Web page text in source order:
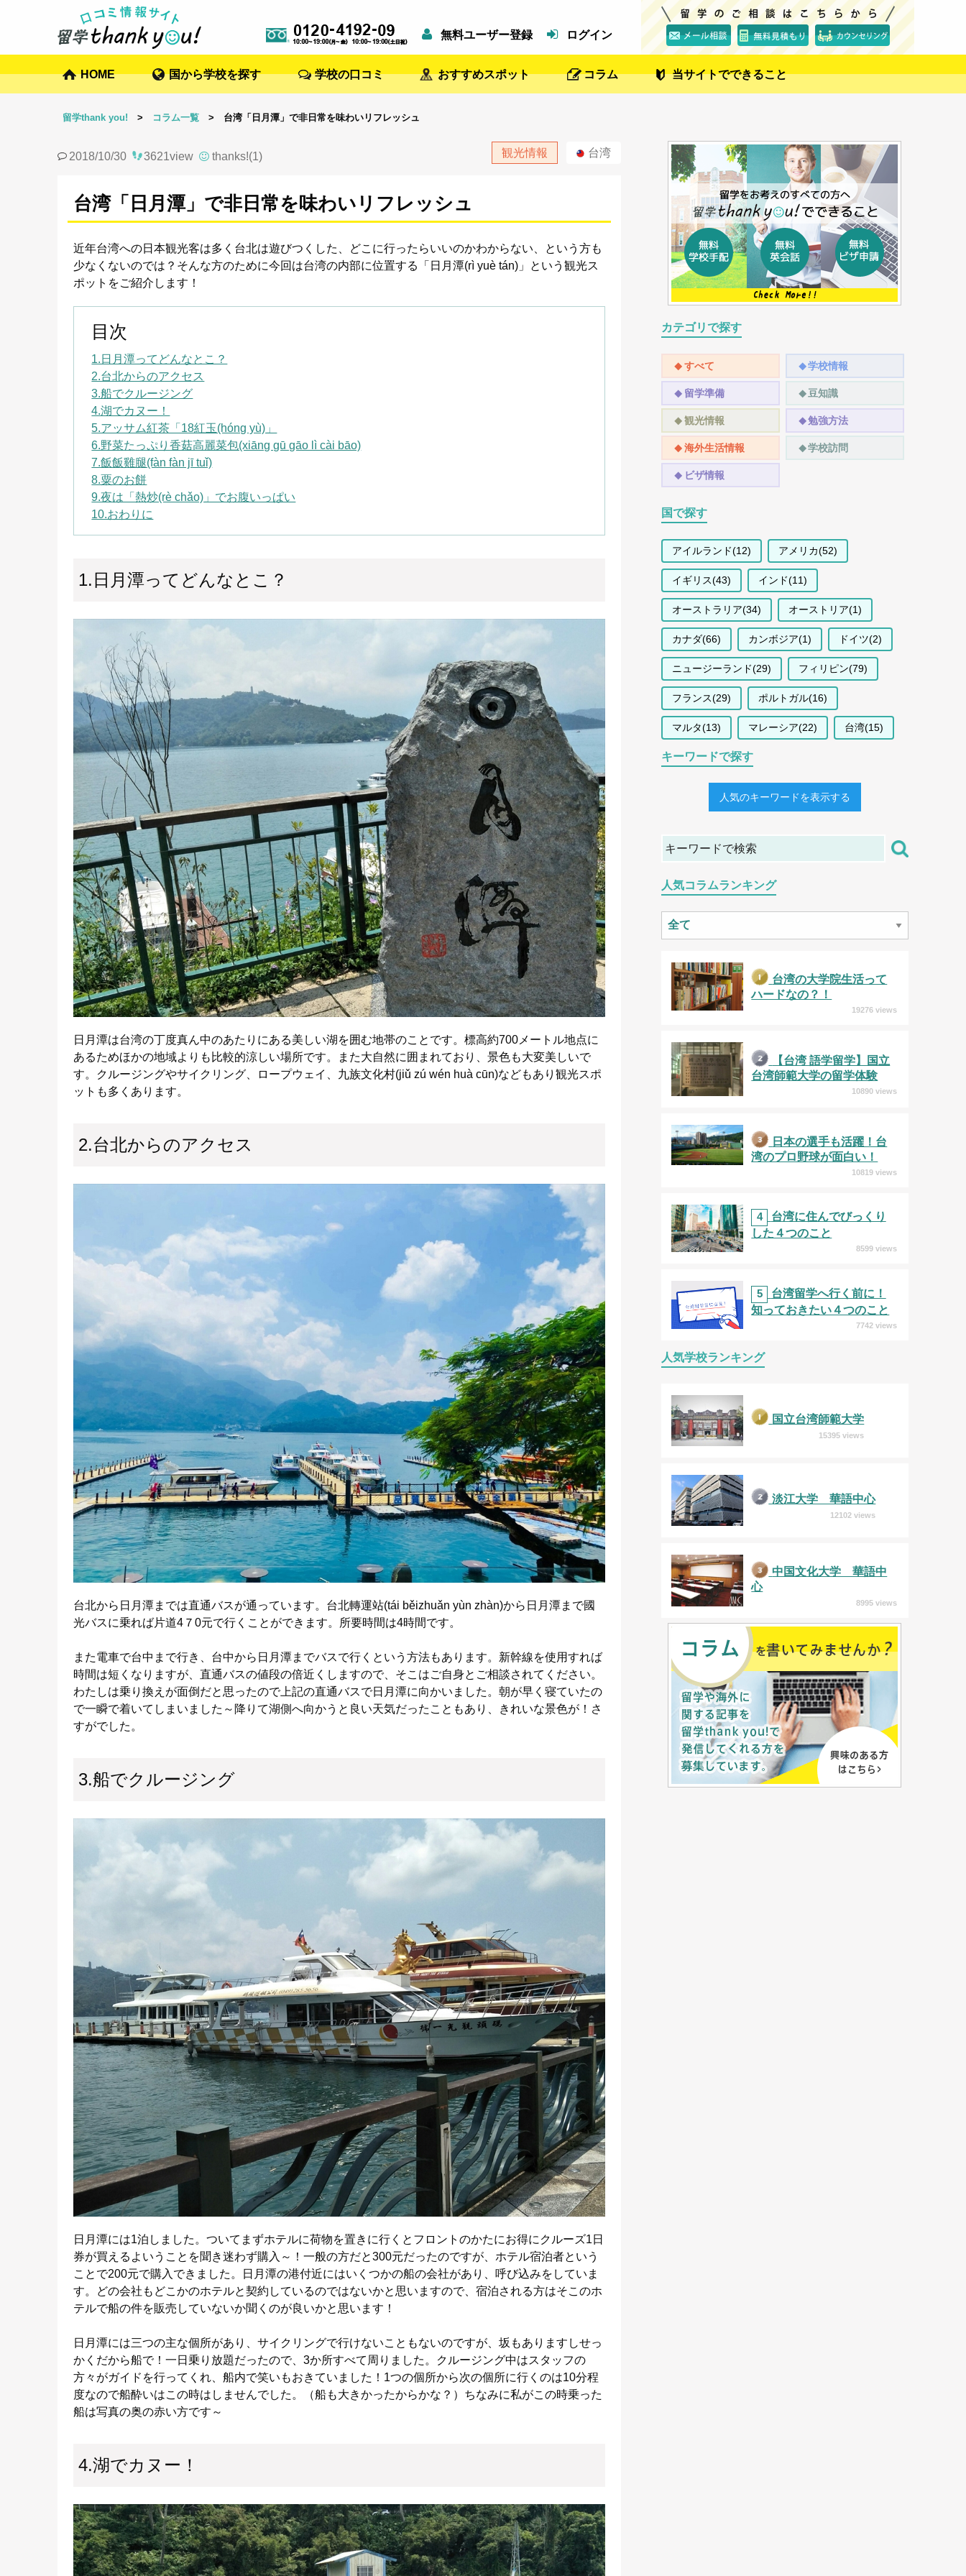
無料ユーザー登録 ログイン
HOME 国から学校を探す 学校の口コミ おすすめスポット コラム 当サイトでできること
留学thank you! > コラム一覧 > 台湾「日月潭」で非日常を味わいリフレッシュ
2018/10/30 3621view thanks!(1) 台湾
観光情報
台湾「日月潭」で非日常を味わいリフレッシュ
近年台湾への日本観光客は多く台北は遊びつくした、どこに行ったらいいのかわからない、という方も
少なくないのでは？そんな方のために今回は台湾の内部に位置する「日月潭(rì yuè tán)」という観光ス
ポットをご紹介します！
目次
1.日月潭ってどんなとこ？
2.台北からのアクセス
3.船でクルージング
4.湖でカヌー！
5.アッサム紅茶「18紅玉(hóng yù)」
6.野菜たっぷり香菇高麗菜包(xiāng gū gāo lì cài bāo)
7.飯飯雞腿(fàn fàn jī tuǐ)
8.粟のお餅
9.夜は「熱炒(rè chǎo)」でお腹いっぱい
10.おわりに
1.日月潭ってどんなとこ？
日月潭は台湾の丁度真ん中のあたりにある美しい湖を囲む地帯のことです。標高約700メートル地点に
あるためほかの地域よりも比較的涼しい場所です。また大自然に囲まれており、景色も大変美しいで
す。クルージングやサイクリング、ロープウェイ、九族文化村(jiǔ zú wén huà cūn)などもあり観光スポ
ットも多くあります。
2.台北からのアクセス
台北から日月潭までは直通バスが通っています。台北轉運站(tái běizhuǎn yùn zhàn)から日月潭まで國
光バスに乗れば片道4７0元で行くことができます。所要時間は4時間です。
また電車で台中まで行き、台中から日月潭までバスで行くという方法もあります。新幹線を使用すれば
時間は短くなりますが、直通バスの値段の倍近くしますので、そこはご自身とご相談されてください。
わたしは乗り換えが面倒だと思ったので上記の直通バスで日月潭に向かいました。朝が早く寝ていたの
で一瞬で着いてしまいました～降りて湖側へ向かうと良い天気だったこともあり、きれいな景色が！さ
すがでした。
3.船でクルージング
日月潭には1泊しました。ついてまずホテルに荷物を置きに行くとフロントのかたにお得にクルーズ1日
券が買えるよいうことを聞き迷わず購入～！一般の方だと300元だったのですが、ホテル宿泊者という
ことで200元で購入できました。日月潭の港付近にはいくつかの船の会社があり、呼び込みをしていま
す。どの会社もどこかのホテルと契約しているのではないかと思いますので、宿泊される方はそこのホ
テルで船の件を販売していないか聞くのが良いかと思います！
日月潭には三つの主な個所があり、サイクリングで行けないこともないのですが、坂もありますしせっ
かくだから船で！一日乗り放題だったので、3か所すべて周りました。クルージング中はスタッフの
方々がガイドを行ってくれ、船内で笑いもおきていました！1つの個所から次の個所に行くのは10分程
度なので船酔いはこの時はしませんでした。（船も大きかったからかな？）ちなみに私がこの時乗った
船は写真の奥の赤い方です～
4.湖でカヌー！
カテゴリで探す
すべて 学校情報
留学準備 豆知識
観光情報 勉強方法
海外生活情報 学校訪問
ビザ情報
国で探す
アイルランド(12) アメリカ(52)
イギリス(43) インド(11)
オーストラリア(34) オーストリア(1)
カナダ(66) カンボジア(1) ドイツ(2)
ニュージーランド(29) フィリピン(79)
フランス(29) ポルトガル(16)
マルタ(13) マレーシア(22) 台湾(15)
キーワードで探す
人気のキーワードを表示する
人気コラムランキング
台湾の大学院生活って
ハードなの？！
19276 views
【台湾 語学留学】国立
台湾師範大学の留学体験
10890 views
日本の選手も活躍！台
湾のプロ野球が面白い！
10819 views
4
台湾に住んでびっくり
した４つのこと
8599 views
5
台湾留学へ行く前に！
知っておきたい４つのこと
7742 views
人気学校ランキング
国立台湾師範大学
15395 views
淡江大学 華語中心
12102 views
中国文化大学 華語中
心
8995 views